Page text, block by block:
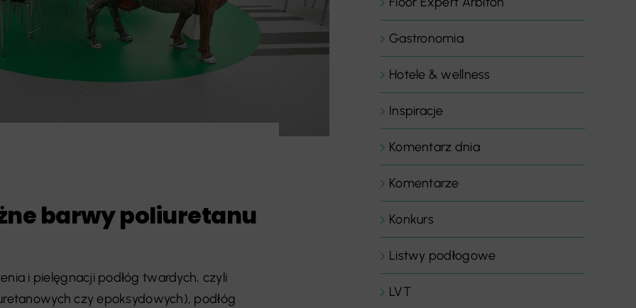
barwy poliuretanu
i pielęgnacji podłóg twardych, czyli
czy epoksydowych), podłóg
Gastronomia
Hotele & wellness
Inspiracje
Komentarz dnia
Komentarze
Konkurs
Listwy podłogowe
LVT